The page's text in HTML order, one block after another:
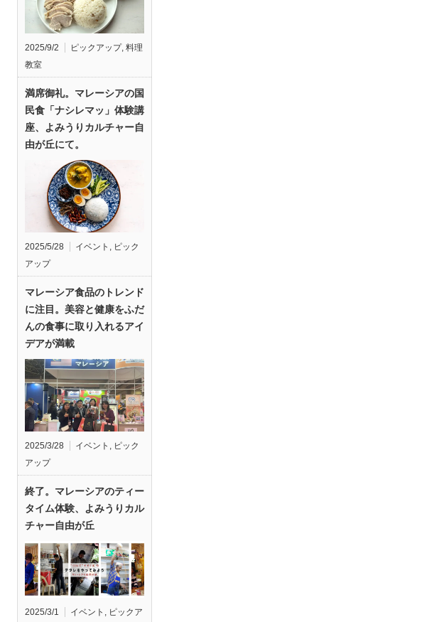
2025/9/2 ピックアップ, 料理
教室
満席御礼。マレーシアの国
民食「ナシレマッ」体験講
座、よみうりカルチャー自
由が丘にて。
2025/5/28 イベント , ピック
アップ
マレーシア食品のトレンド
に注目。美容と健康をふだ
んの食事に取り入れるアイ
デアが満載
2025/3/28 イベント
ピック
アップ
終了。マレーシアのティー
タイム体験、よみうりカル
チャー自由が丘
2025/3/1 イベント , ピックア